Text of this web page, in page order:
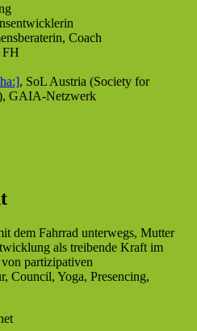
Coach
FH
, SoL Austria (Society for
GAIA-Netzwerk
dem Fahrrad unterwegs, Mutter
als treibende Kraft im
partizipativen
Council, Yoga, Presencing,